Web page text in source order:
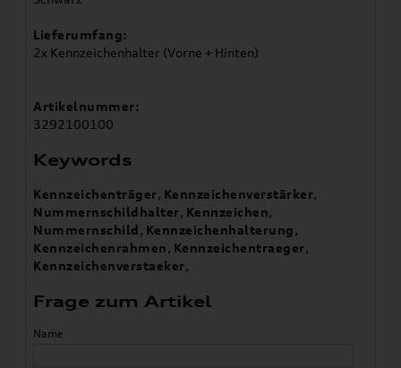
Lieferumfang:
2x Kennzeichenhalter (Vorne + Hinten)
Artikelnummer:
3292100100
Keywords
Kennzeichenträger, Kennzeichenverstärker,
Nummernschildhalter, Kennzeichen,
Nummernschild, Kennzeichenhalterung,
Kennzeichenrahmen, Kennzeichentraeger,
Kennzeichenverstaeker,
Frage zum Artikel
Name